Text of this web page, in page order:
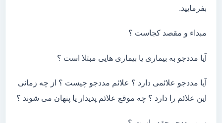
بفرمایید.
مبداء و مقصد کجاست ؟
آیا مددجو به بیماری یا بیماری هایی مبتلا است ؟
آیا مددجو علائمی دارد ؟ علائم مددجو چیست ؟ از چه زمانی
این علائم را دارد ؟ چه موقع علائم پدیدار یا پنهان می شوند ؟